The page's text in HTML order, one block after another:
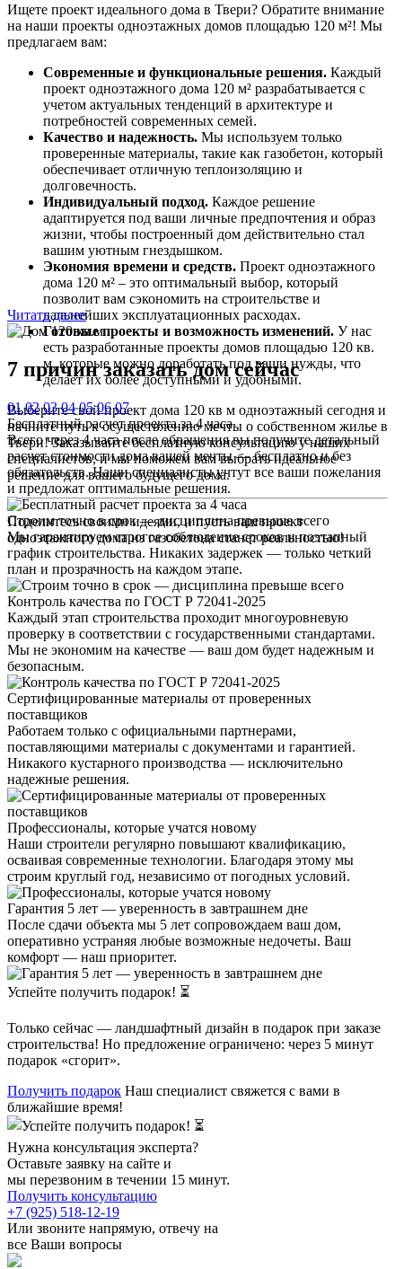
Ищете проект идеального дома в Твери? Обратите внимание
на наши проекты одноэтажных домов площадью 120 м²! Мы
предлагаем вам:
Современные и функциональные решения. Каждый
проект одноэтажного дома 120 м² разрабатывается с
учетом актуальных тенденций в архитектуре и
потребностей современных семей.
Качество и надежность. Мы используем только
проверенные материалы, такие как газобетон, который
обеспечивает отличную теплоизоляцию и
долговечность.
Индивидуальный подход. Каждое решение
адаптируется под ваши личные предпочтения и образ
жизни, чтобы построенный дом действительно стал
вашим уютным гнездышком.
Экономия времени и средств. Проект одноэтажного
дома 120 м² – это оптимальный выбор, который
позволит вам сэкономить на строительстве и
дальнейших эксплуатационных расходах.
Готовые проекты и возможность изменений. У нас
есть разработанные проекты домов площадью 120 кв.
м, которые можно доработать под ваши нужды, что
делает их более доступными и удобными.
Выберите свой проект дома 120 кв м одноэтажный сегодня и
начните путь к осуществлению мечты о собственном жилье в
Твери! Заказывайте бесплатную консультацию у наших
специалистов, и мы поможем вам выбрать идеальное
решение для вашего будущего дома.
Поделитесь своими идеями, и пусть ваш проект
одноэтажного дома из газобетона станет реальностью!
Читать далее
7 причинзаказать дом сейчас
01 02 03 04 05 06 07
Бесплатный расчет проекта за 4 часа
Всего через 4 часа после обращения вы получите детальный
расчет стоимости дома вашей мечты — бесплатно и без
обязательств. Наши специалисты учтут все ваши пожелания
и предложат оптимальные решения.
Строим точно в срок — дисциплина превыше всего
Мы гарантируем строгое соблюдение сроков и поэтапный
график строительства. Никаких задержек — только четкий
план и прозрачность на каждом этапе.
Контроль качества по ГОСТ Р 72041-2025
Каждый этап строительства проходит многоуровневую
проверку в соответствии с государственными стандартами.
Мы не экономим на качестве — ваш дом будет надежным и
безопасным.
Сертифицированные материалы от проверенных
поставщиков
Работаем только с официальными партнерами,
поставляющими материалы с документами и гарантией.
Никакого кустарного производства — исключительно
надежные решения.
Профессионалы, которые учатся новому
Наши строители регулярно повышают квалификацию,
осваивая современные технологии. Благодаря этому мы
строим круглый год, независимо от погодных условий.
Гарантия 5 лет — уверенность в завтрашнем дне
После сдачи объекта мы 5 лет сопровождаем ваш дом,
оперативно устраняя любые возможные недочеты. Ваш
комфорт — наш приоритет.
Успейте получить подарок! ⏳
Только сейчас — ландшафтный дизайн в подарок при заказе
строительства! Но предложение ограничено: через 5 минут
подарок «сгорит».
Получить подарок Наш специалист свяжется с вами в
ближайшие время!
Нужна консультация эксперта?
Оставьте заявку на сайте и
мы перезвоним в течении 15 минут.
Получить консультацию
+7 (925) 518-12-19
Или звоните напрямую, отвечу на
все Ваши вопросы